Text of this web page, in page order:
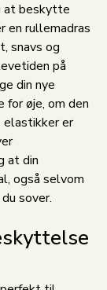
at beskytte
en rullemadras
snavs og
på
din nye
øje, om den
elastikker er
at din
også selvom
sover.